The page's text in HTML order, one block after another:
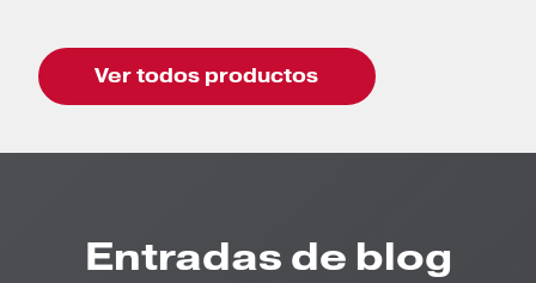
Ver todos productos
Entradas de blog